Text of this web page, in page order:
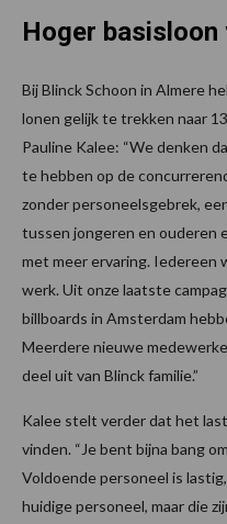
Hoger
Bij Blinck Schoon in Almere
lonen gelijk te trekken naar
Pauline Kalee: “We denken
te hebben op de
zonder personeelsgebrek,
tussen jongeren en ouderen
met meer ervaring. Iedereen
werk. Uit onze laatste
billboards in Amsterdam
Meerdere nieuwe
deel uit van Blinck familie.”
Kalee stelt verder dat het
vinden. “Je bent bijna bang
Voldoende personeel is
huidige personeel, maar die